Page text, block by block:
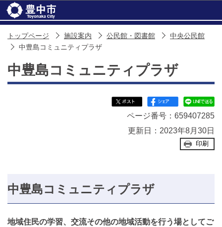
トップページ 施設案内 公民館・図書館
中央公民館
中豊島コミュニティプラザ
中豊島コミュニティプラザ
ページ番号：659407285
更新日：2023年8月30日
印刷
中豊島コミュニティプラザ
地域住民の学習、交流その他の地域活動を行う場としてご